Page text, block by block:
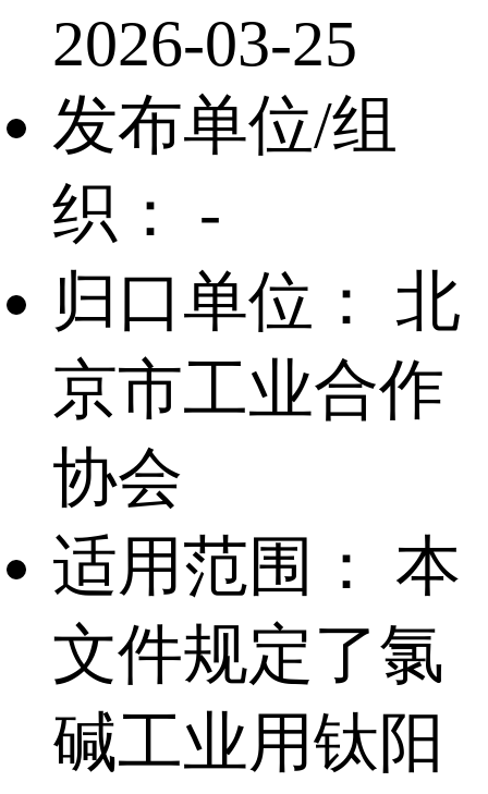
2026-03-25
发布单位/组
织： -
归口单位：
北
京市工业合作
协会
适用范围：
本
文件规定了氯
碱工业用钛阳